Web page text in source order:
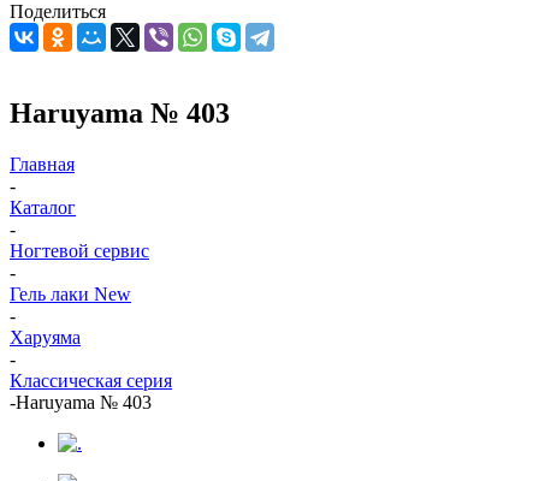
Поделиться
Haruyama № 403
Главная
-
Каталог
-
Ногтевой сервис
-
Гель лаки New
-
Харуяма
-
Классическая серия
-Haruyama № 403